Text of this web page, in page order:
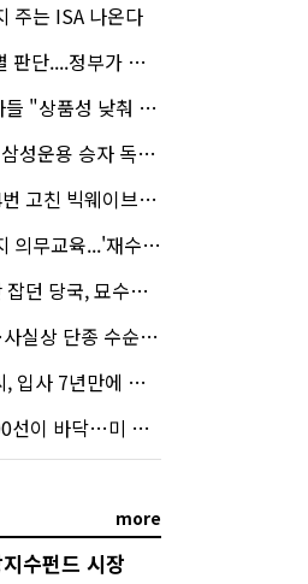
주는 ISA 나온다
한 '주가 누르기' 방지법
지게 해야"…일부 신중론도
운용수익 미래에셋의 6배
브로보틱스, 수요예측
재수강 건너뛰기' 허점
수는 과다호가부담금?
종 수순 밟는 '단종레'
한투증권 임원 승진
리 안정 후 추가 회복"
more
수펀드 시장